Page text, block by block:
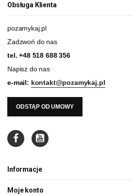
Obsługa Klienta
pozamykaj.pl
Zadzwoń do nas
tel.+48 518 688 356
Napisz do nas
e-mail: kontakt@pozamykaj.pl
ODSTĄP OD UMOWY
Informacje
Moje konto